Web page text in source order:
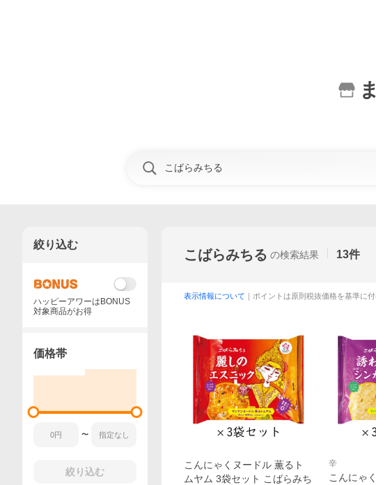
こばらみちる の検索結果 13件
表示情報について ｜ポイントは原則税抜価格を基準に
こんにゃくヌードル 薫るト
ムヤム 3袋セット こばらみち
辛
こんにゃ
絞り込む
ハッピーアワーはBONUS
対象商品がお得
価格帯
〜
絞り込む